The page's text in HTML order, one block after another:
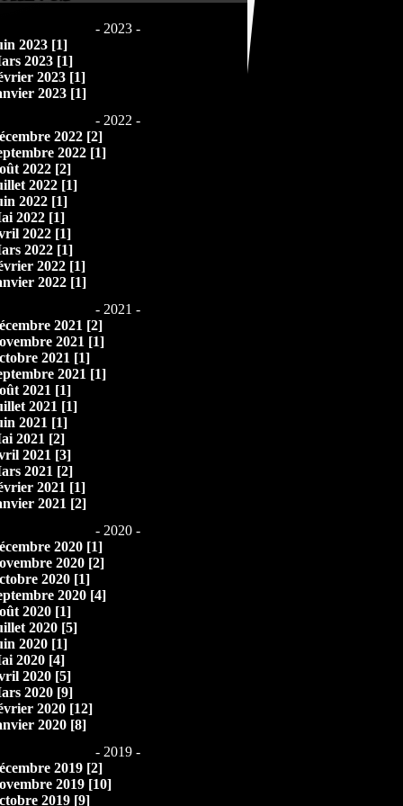
- 2023 -
2023 [1]
2023 [1]
2023 [1]
2023 [1]
- 2022 -
2022 [2]
2022 [1]
2022 [2]
2022 [1]
2022 [1]
2022 [1]
2022 [1]
2022 [1]
2022 [1]
2022 [1]
- 2021 -
2021 [2]
2021 [1]
2021 [1]
2021 [1]
2021 [1]
2021 [1]
2021 [1]
2021 [2]
2021 [3]
2021 [2]
2021 [1]
2021 [2]
- 2020 -
2020 [1]
2020 [2]
2020 [1]
2020 [4]
2020 [1]
2020 [5]
2020 [1]
2020 [4]
2020 [5]
2020 [9]
2020 [12]
2020 [8]
- 2019 -
2019 [2]
2019 [10]
2019 [9]